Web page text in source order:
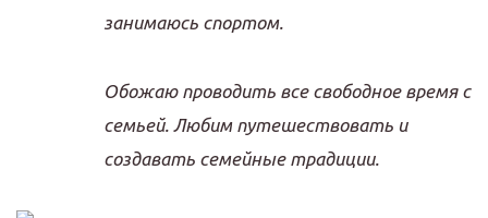
занимаюсь спортом.
Обожаю проводить все свободное время с
семьей. Любим путешествовать и
создавать семейные традиции.